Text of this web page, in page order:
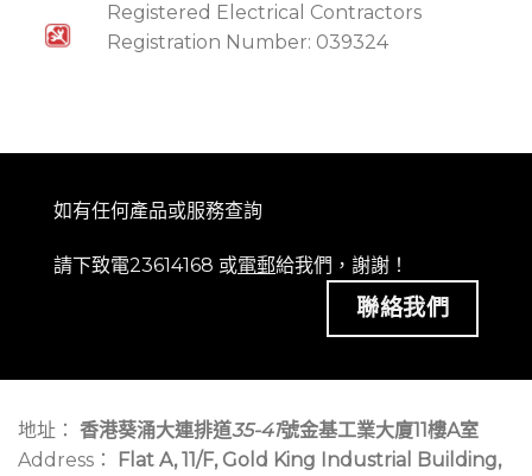
Registered Electrical Contractors
Registration Number: 039324
如有任何產品或服務查詢
請下致電23614168 或電郵給我們，謝謝！
聯絡我們
地址： 香港葵涌大連排道35-41號金基工業大廈11樓A室
Address：
Flat A, 11/F, Gold King Industrial Building,